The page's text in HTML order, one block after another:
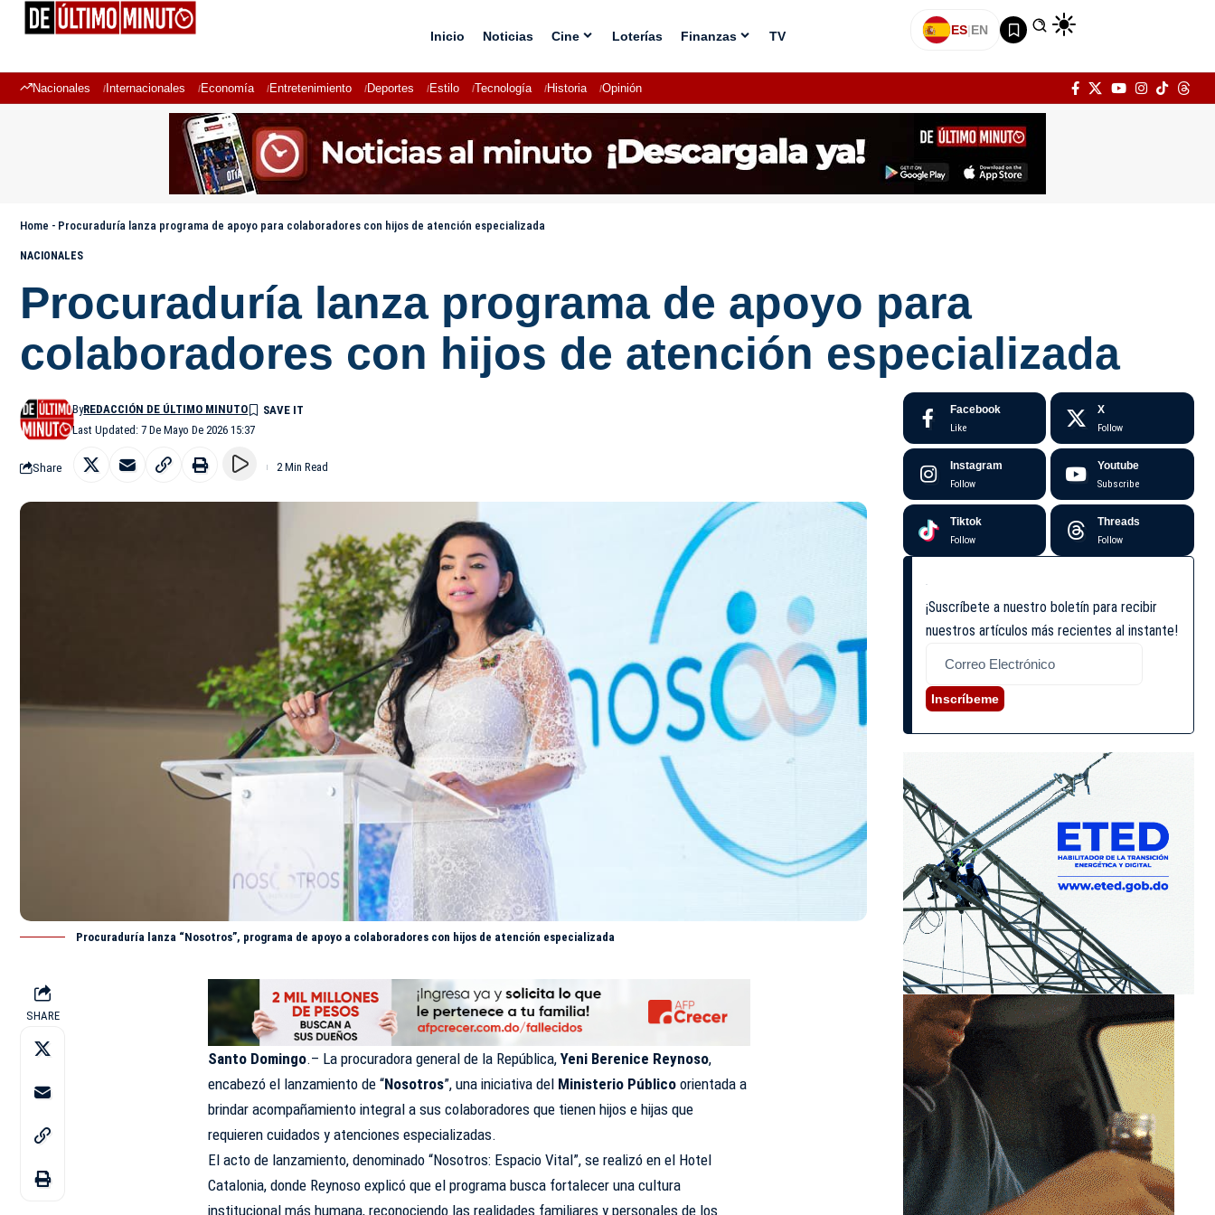
Inicio Noticias Cine Loterías Finanzas TV ES|EN
Nacionales Internacionales Economía Entretenimiento Deportes Estilo Tecnología Historia Opinión
Home - Procuraduría lanza programa de apoyo para colaboradores con hijos de atención especializada
NACIONALES
Procuraduría lanza programa de apoyo para
colaboradores con hijos de atención especializada
Last Updated: 7 De Mayo De 2026 15:37
ByREDACCIÓN DE ÚLTIMO MINUTO
Share 2 Min Read
Procuraduría lanza “Nosotros”, programa de apoyo a colaboradores con hijos de atención especializada
SHARE
Santo Domingo.– La procuradora general de la República,Yeni Berenice Reynoso,
encabezó el lanzamiento de “Nosotros”, una iniciativa del Ministerio Público orientada a
brindar acompañamiento integral a sus colaboradores que tienen hijos e hijas que
requieren cuidados y atenciones especializadas.
El acto de lanzamiento, denominado “Nosotros: Espacio Vital”, se realizó en el Hotel
Catalonia, donde Reynoso explicó que el programa busca fortalecer una cultura
institucional más humana, reconociendo las realidades familiares y personales de los
Facebook
Like
X
Follow
Instagram
Follow
Youtube
Subscribe
Tiktok
Follow
Threads
Follow
¡Suscríbete a nuestro boletín para recibir
nuestros artículos más recientes al instante!
Inscríbeme